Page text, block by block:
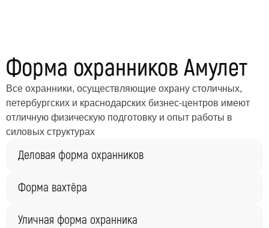
Форма охранников Амулет
Все охранники, осуществляющие охрану столичных,
петербургских и краснодарских бизнес-центров имеют
отличную физическую подготовку и опыт работы в
силовых структурах
Деловая форма охранников
Форма вахтёра
Уличная форма охранника